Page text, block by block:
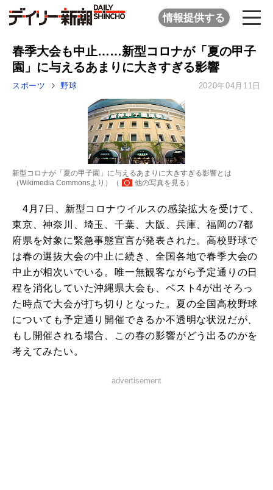
情報提供する
春季大会も中止……新型コロナが「夏の甲子
園」に与えるあまりに大きすぎる影響
スポーツ 野球 2020年04月11日
新型コロナが「夏の甲子園」に与えるあまりに大きすぎる影響とは
（Wikimedia Commonsより）（
他の写真を見る ）
4月7日、新型コロナウイルスの感染拡大を受けて、
東京、神奈川、埼玉、千葉、大阪、兵庫、福岡の7都
府県を対象に緊急事態宣言が発表された。高校野球で
は春の選抜大会の中止に続き、全国各地で春季大会の
中止が相次いでいる。唯一無観客ながら予定通りの日
程を消化していた沖縄県大会も、ベスト4が出そろっ
た時点で大会が打ち切りとなった。夏の全国高校野球
についても予定通り開催できるか不透明な状況だが、
もし開催される場合、この春の影響がどう出るのかを
考えてみたい。
advertisement